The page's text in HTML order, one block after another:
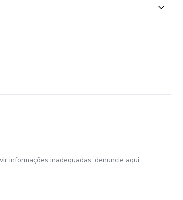
informações inadequadas, denuncie aqui